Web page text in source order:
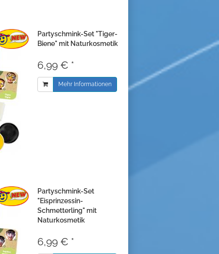
Partyschmink-Set "Tiger-
Biene" mit Naturkosmetik
6,99 € *
Mehr Informationen
Partyschmink-Set
"Eisprinzessin-
Schmetterling" mit
Naturkosmetik
6,99 € *